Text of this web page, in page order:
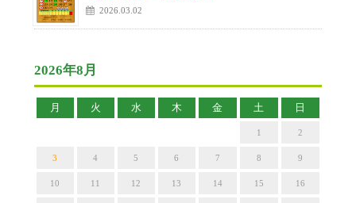
2026.03.02
2026年8月
月 火 水 木 金 土 日
1 2
3 4 5 6 7 8 9
10 11 12 13 14 15 16